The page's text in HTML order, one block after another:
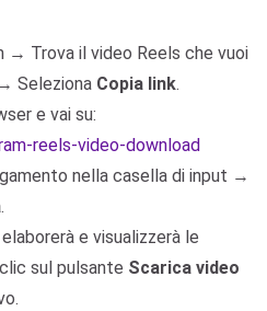
→ Trova il video Reels che vuoi
→ Seleziona Copia link.
e vai su:
reels-video-download
nella casella di input →
.
e visualizzerà le
sul pulsante Scarica video